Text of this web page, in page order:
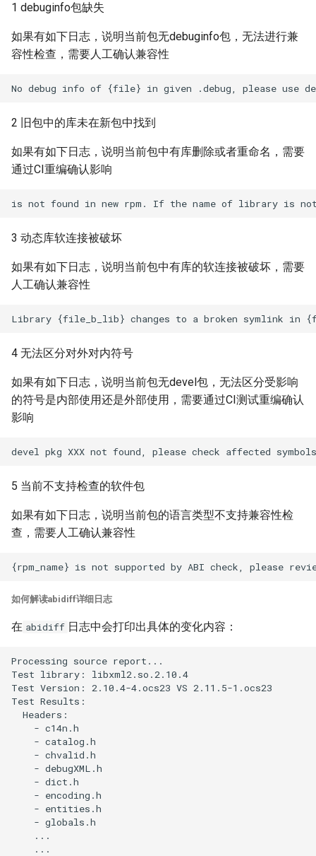
1 debuginfo包缺失
如果有如下日志，说明当前包无debuginfo包，无法进行兼
容性检查，需要人工确认兼容性
2 旧包中的库未在新包中找到
如果有如下日志，说明当前包中有库删除或者重命名，需要
通过CI重编确认影响
3 动态库软连接被破坏
如果有如下日志，说明当前包中有库的软连接被破坏，需要
人工确认兼容性
4 无法区分对外对内符号
如果有如下日志，说明当前包无devel包，无法区分受影响
的符号是内部使用还是外部使用，需要通过CI测试重编确认
影响
5 当前不支持检查的软件包
如果有如下日志，说明当前包的语言类型不支持兼容性检
查，需要人工确认兼容性
如何解读abidiff详细日志
在 abidiff 日志中会打印出具体的变化内容：
Processing source report...
Test library: libxml2.so.2.10.4
Test Version: 2.10.4-4.ocs23 VS 2.11.5-1.ocs23
Test Results:
  Headers:
    - c14n.h
    - catalog.h
    - chvalid.h
    - debugXML.h
    - dict.h
    - encoding.h
    - entities.h
    - globals.h
    ...
    ...